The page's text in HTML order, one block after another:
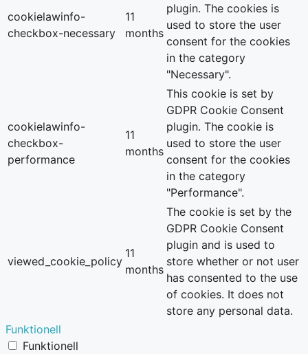
cookielawinfo-
checkbox-necessary
11
months
plugin. The cookies is
used to store the user
consent for the cookies
in the category
"Necessary".
cookielawinfo-
checkbox-
performance
11
months
This cookie is set by
GDPR Cookie Consent
plugin. The cookie is
used to store the user
consent for the cookies
in the category
"Performance".
viewed_cookie_policy
11
months
The cookie is set by the
GDPR Cookie Consent
plugin and is used to
store whether or not user
has consented to the use
of cookies. It does not
store any personal data.
Funktionell
Funktionell